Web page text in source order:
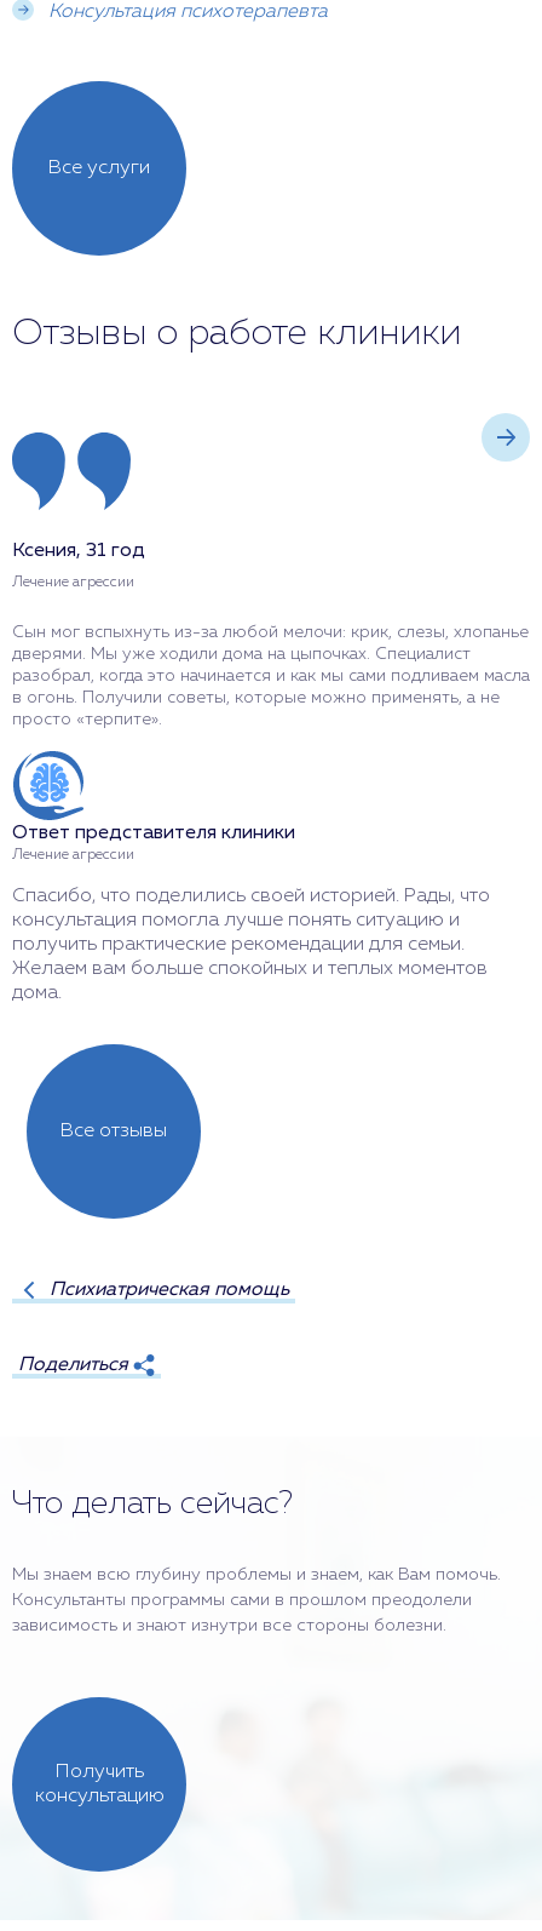
Консультация психотерапевта
Все услуги
Отзывы о работе клиники
Ксения, 31 год
Лечение агрессии
Сын мог вспыхнуть из-за любой мелочи: крик, слезы, хлопанье
дверями. Мы уже ходили дома на цыпочках. Специалист
разобрал, когда это начинается и как мы сами подливаем масла
в огонь. Получили советы, которые можно применять, а не
просто «терпите».
Ответ представителя клиники
Лечение агрессии
Спасибо, что поделились своей историей. Рады, что
консультация помогла лучше понять ситуацию и
получить практические рекомендации для семьи.
Желаем вам больше спокойных и теплых моментов
дома.
Все отзывы
Психиатрическая помощь
Поделиться
Что делать сейчас?
Мы знаем всю глубину проблемы и знаем, как Вам помочь.
Консультанты программы сами в прошлом преодолели
зависимость и знают изнутри все стороны болезни.
Получить
консультацию